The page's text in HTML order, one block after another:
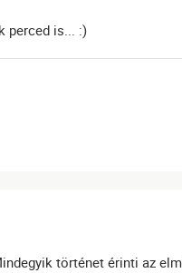
perced is... :)
történet érinti az